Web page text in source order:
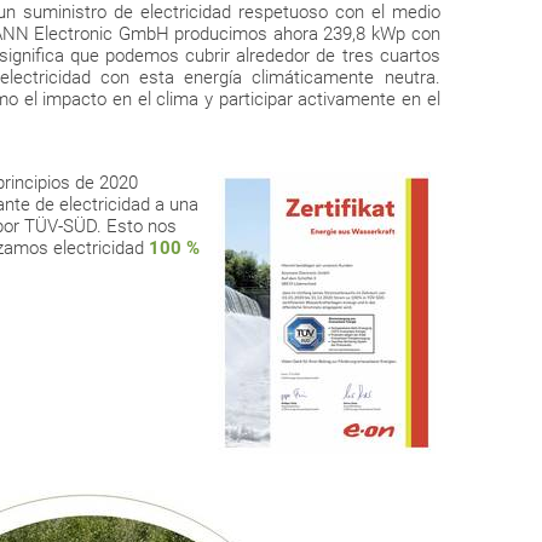
suministro de electricidad respetuoso con el medio
Electronic GmbH producimos ahora 239,8 kWp con
que podemos cubrir alrededor de tres cuartos
con esta energía climáticamente neutra.
el impacto en el clima y participar activamente en el
de 2020
de electricidad a una
TÜV-SÜD. Esto nos
electricidad100 %